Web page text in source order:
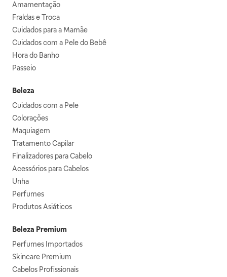
Amamentação
Fraldas e Troca
Cuidados para a Mamãe
Cuidados com a Pele do Bebê
Hora do Banho
Passeio
Beleza
Cuidados com a Pele
Colorações
Maquiagem
Tratamento Capilar
Finalizadores para Cabelo
Acessórios para Cabelos
Unha
Perfumes
Produtos Asiáticos
Beleza Premium
Perfumes Importados
Skincare Premium
Cabelos Profissionais